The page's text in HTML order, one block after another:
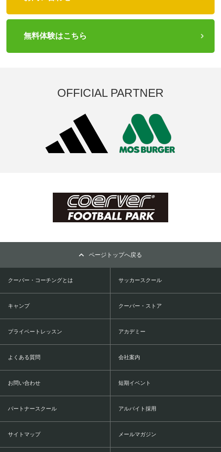
無料体験はこちら
OFFICIAL PARTNER
ページトップへ戻る
クーバー・コーチングとは サッカースクール
キャンプ クーバー・ストア
プライベートレッスン アカデミー
よくある質問 会社案内
お問い合わせ 短期イベント
パートナースクール アルバイト採用
サイトマップ メールマガジン